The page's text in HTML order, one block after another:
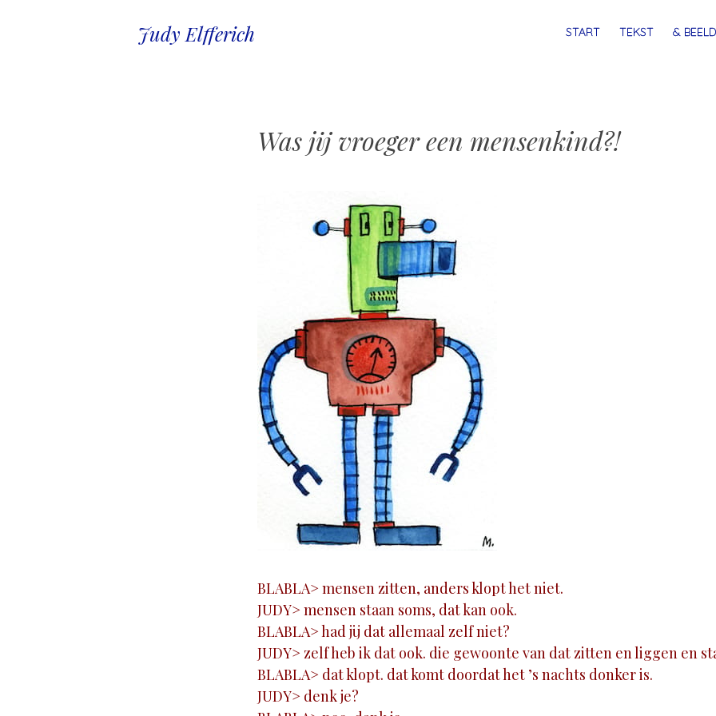
Judy Elfferich MENU
SPRINGSTART TEKST & BEELD
Was jij vroeger een mensenkind?!
BLABLA> mensen zitten, anders klopt het niet.
JUDY> mensen staan soms, dat kan ook.
BLABLA> had jij dat allemaal zelf niet?
JUDY> zelf heb ik dat ook. die gewoonte van dat zitten en liggen en
BLABLA> dat klopt. dat komt doordat het ’s nachts donker is.
JUDY> denk je?